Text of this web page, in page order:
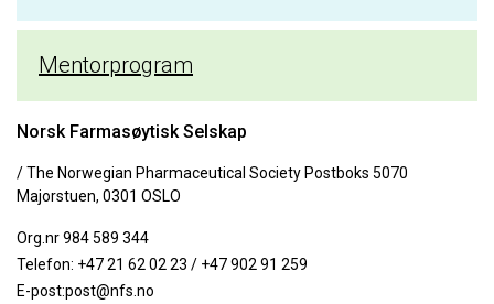
Mentorprogram
Norsk Farmasøytisk Selskap
/ The Norwegian Pharmaceutical Society Postboks 5070
Majorstuen, 0301 OSLO
Org.nr 984 589 344
Telefon: +47 21 62 02 23 / +47 902 91 259
E-post:post@nfs.no